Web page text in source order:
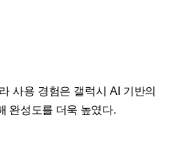
사용 경험은 갤럭시 AI 기반의
완성도를 더욱 높였다.